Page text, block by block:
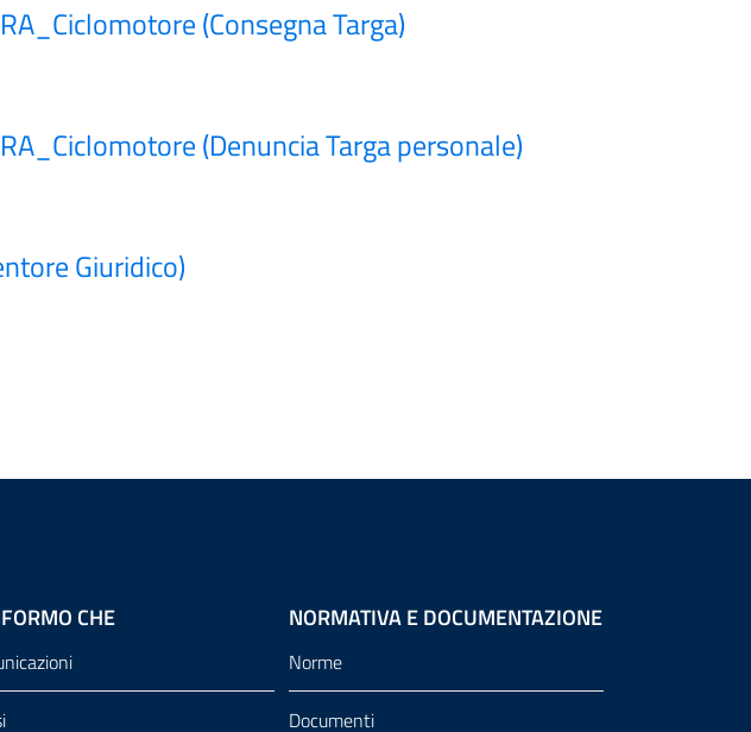
(Consegna Targa)
(Denuncia Targa personale)
Giuridico)
CHE NORMATIVA E DOCUMENTAZIONE
Norme
Documenti